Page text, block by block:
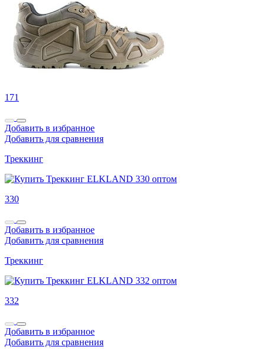
171
Добавить в избранное
Добавить для сравнения
Треккинг
330
Добавить в избранное
Добавить для сравнения
Треккинг
332
Добавить в избранное
Добавить для сравнения